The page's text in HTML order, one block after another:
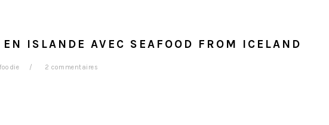
EN ISLANDE AVEC SEAFOOD FROM ICELAND
2 commentaires